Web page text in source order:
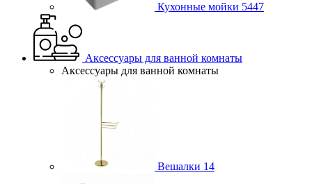
Кухонные мойки 5447
Аксессуары для ванной комнаты
Аксессуары для ванной комнаты
Вешалки 14